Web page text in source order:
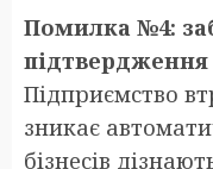
Помилка №4:
підтвердження
Підприємство
зникає
бізнесів